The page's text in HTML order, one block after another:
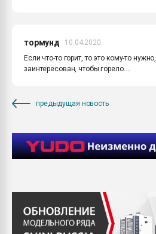
тормунд
10.04.2020
Если что-то горит, то это кому-то
заинтересован, чтобы горело....
предыдущая новость